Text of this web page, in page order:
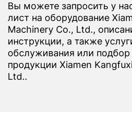
Вы можете запросить у
лист на оборудование
Machinery Co., Ltd.,
инструкции, а также
обслуживания или подбор
продукции Xiamen
Ltd..